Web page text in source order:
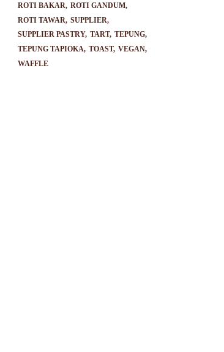
ROTI BAKAR
ROTI GANDUM
ROTI TAWAR
SUPPLIER
SUPPLIER PASTRY TART TEPUNG
TEPUNG TAPIOKA TOAST VEGAN
WAFFLE